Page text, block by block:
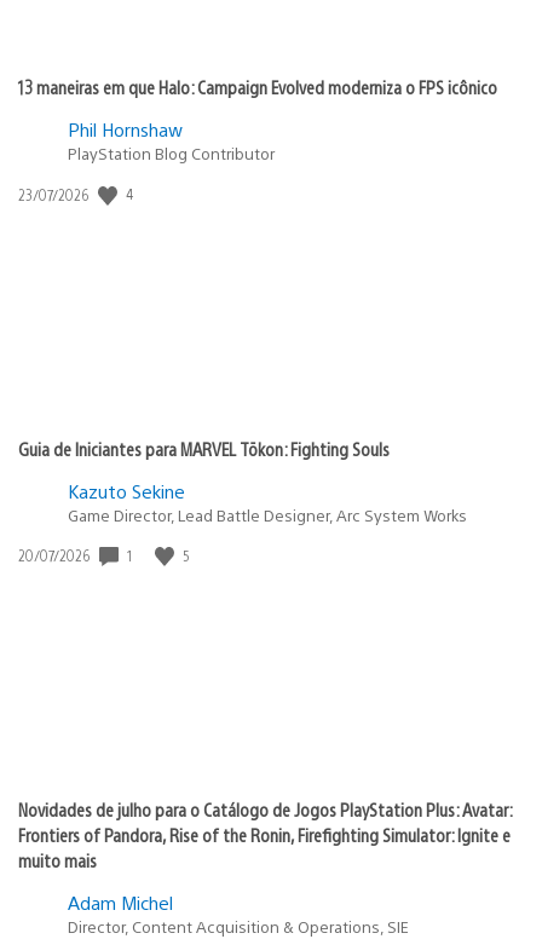
13 maneiras em que Halo: Campaign Evolved moderniza o FPS icônico
Phil Hornshaw
PlayStation Blog Contributor
Data
23/07/2026 4
Guia de Iniciantes para MARVEL Tōkon: Fighting Souls
Kazuto Sekine
Game Director, Lead Battle Designer, Arc System Works
Data
20/07/2026 1 5
Novidades de julho para o Catálogo de Jogos PlayStation Plus: Avatar:
Frontiers of Pandora, Rise of the Ronin, Firefighting Simulator: Ignite e
muito mais
Adam Michel
Director, Content Acquisition & Operations, SIE